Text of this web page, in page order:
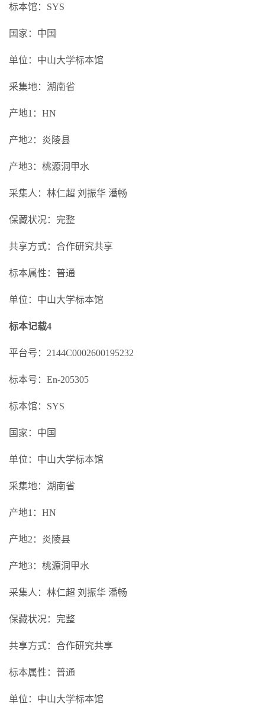
标本馆：SYS
国家：中国
单位：中山大学标本馆
采集地：湖南省
产地1：HN
产地2：炎陵县
产地3：桃源洞甲水
采集人：林仁超 刘振华 潘畅
保藏状况：完整
共享方式：合作研究共享
标本属性：普通
单位：中山大学标本馆
标本记载4
平台号：2144C0002600195232
标本号：En-205305
标本馆：SYS
国家：中国
单位：中山大学标本馆
采集地：湖南省
产地1：HN
产地2：炎陵县
产地3：桃源洞甲水
采集人：林仁超 刘振华 潘畅
保藏状况：完整
共享方式：合作研究共享
标本属性：普通
单位：中山大学标本馆